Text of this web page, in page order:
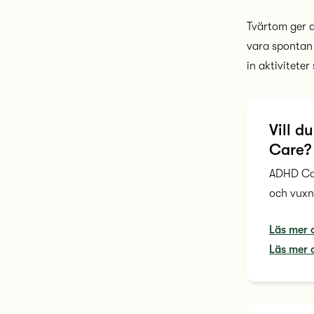
Tvärtom ger
vara
in aktiviteter
Vill
Care?
ADHD
och
Läs mer
Läs mer